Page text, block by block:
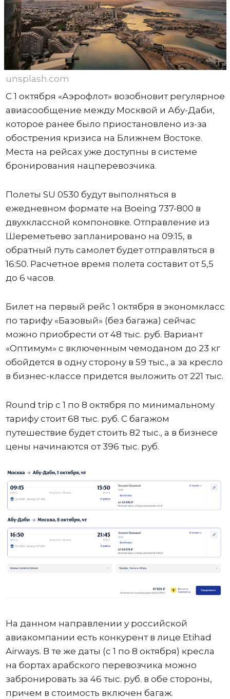
unsplash.com
С 1 октября «Аэрофлот» возобновит регулярное
авиасообщение между Москвой и Абу-Даби,
которое ранее было приостановлено из-за
обострения кризиса на Ближнем Востоке.
Места на рейсах уже доступны в системе
бронирования нацперевозчика.
Полеты SU 0530 будут выполняться в
ежедневном формате на Boeing 737-800 в
двухклассной компоновке. Отправление из
Шереметьево запланировано на 09:15, в
обратный путь самолет будет отправляться в
16:50. Расчетное время полета составит от 5,5
до 6 часов.
Билет на первый рейс 1 октября в экономкласс
по тарифу «Базовый» (без багажа) сейчас
можно приобрести от 48 тыс. руб. Вариант
«Оптимум» с включенным чемоданом до 23 кг
обойдется в одну сторону в 59 тыс., а за кресло
в бизнес-классе придется выложить от 221 тыс.
Round trip с 1 по 8 октября по минимальному
тарифу стоит 68 тыс. руб. С багажом
путешествие будет стоить 82 тыс., а в бизнесе
цены начинаются от 396 тыс. руб.
На данном направлении у российской
авиакомпании есть конкурент в лице Etihad
Airways. В те же даты (с 1 по 8 октября) кресла
на бортах арабского перевозчика можно
забронировать за 46 тыс. руб. в обе стороны,
причем в стоимость включен багаж.